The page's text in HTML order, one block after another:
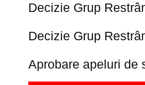
Decizie Grup
Decizie Grup
Aprobare apeluri de